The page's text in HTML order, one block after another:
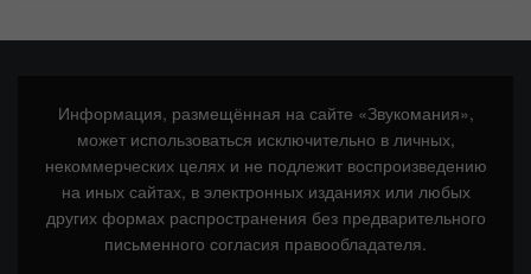
Информация, размещённая на сайте «Звукомания»,
может использоваться исключительно в личных,
некоммерческих целях и не подлежит воспроизведению
на иных сайтах, в электронных изданиях или любых
других формах распространения без предварительного
письменного согласия правообладателя.